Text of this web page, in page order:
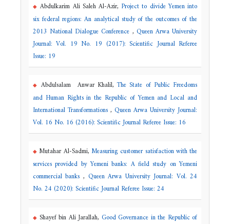
Abdulkarim Ali Saleh Al-Azir, Project to divide Yemen into
six federal regions: An analytical study of the outcomes of the
2013 National Dialogue Conference , Queen Arwa University
Journal: Vol. 19 No. 19 (2017): Scientific Journal Referee
Issue: 19
Abdulsalam Anwar Khalil,The State of Public Freedoms
and Human Rights in the Republic of Yemen and Local and
International Transformations ,Queen Arwa University Journal:
Vol. 16 No. 16 (2016): Scientific Journal Referee Issue: 16
Mutahar Al-Sadmi,Measuring customer satisfaction with the
services provided by Yemeni banks: A field study on Yemeni
commercial banks , Queen Arwa University Journal: Vol. 24
No. 24 (2020): Scientific Journal Referee Issue: 24
Shayef bin Ali Jarallah, Good Governance in the Republic of